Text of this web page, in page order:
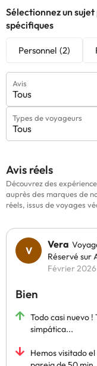
Sélectionnez un
spécifiques
Personnel (2)
Avis
Tous
Types de voyageurs
Tous
Avis réels
Découvrez des
auprès des marques de
réels, issus de voyages
Vera
Réservé sur
Février 2026
Bien
Todo casi nuevo
simpática...
Hemos visitado